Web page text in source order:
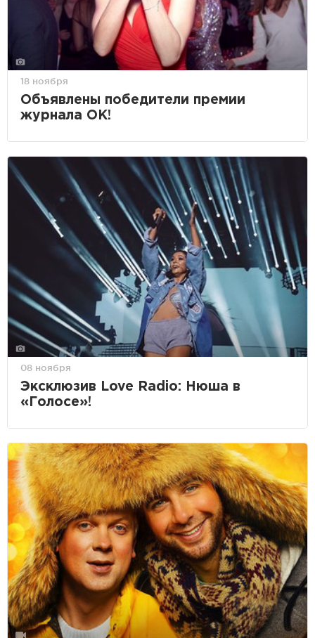
18 ноября
Объявлены победители премии
журнала ОК!
08 ноября
Эксклюзив Love Radio: Нюша в
«Голосе»!